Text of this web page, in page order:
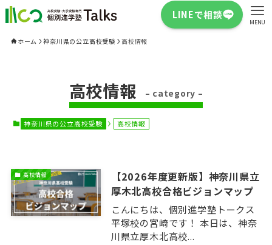
LINEで相談
MENU
ホーム 神奈川県の公立高校受験 高校情報
高校情報 – category –
神奈川県の公立高校受験 高校情報
高校情報
【2026年度更新版】神奈川県立
厚木北高校合格ビジョンマップ
こんにちは、個別進学塾トークス
平塚校の宮崎です！ 本日は、神奈
川県立厚木北高校...